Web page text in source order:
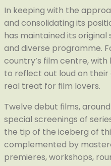
In keeping with the
and consolidating its
has maintained its
and diverse programme.
country’s film centre,
to reflect out loud on their
real treat for film lovers.
Twelve debut films,
special screenings of
the tip of the iceberg of
complemented by
premieres, workshops,